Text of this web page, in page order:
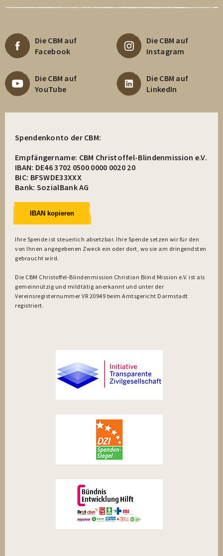
Die CBM auf
Facebook
Die CBM auf
Instagram
Die CBM auf
YouTube
Die CBM auf
LinkedIn
Spendenkonto der CBM:
Empfängername: CBM Christoffel-Blindenmission e.V.
IBAN: DE46 3702 0500 0000 0020 20
BIC: BFSWDE33XXX
Bank: SozialBank AG
IBAN kopieren
Ihre Spende ist steuerlich absetzbar. Ihre Spende setzen wir für den
von Ihnen angegebenen Zweck ein oder dort, wo sie am dringendsten
gebraucht wird.
Die CBM Christoffel-Blindenmission Christian Blind Mission e.V. ist als
gemeinnützig und mildtätig anerkannt und unter der
Vereinsregisternummer VR 20949 beim Amtsgericht Darmstadt
registriert.